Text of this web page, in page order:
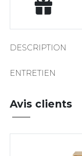
DESCRIPTION
ENTRETIEN
Avis clients